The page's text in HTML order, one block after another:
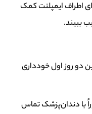
اطراف ایمپلنت کمک
ببیند.
دو روز اول خودداری
با دندان‌پزشک تماس